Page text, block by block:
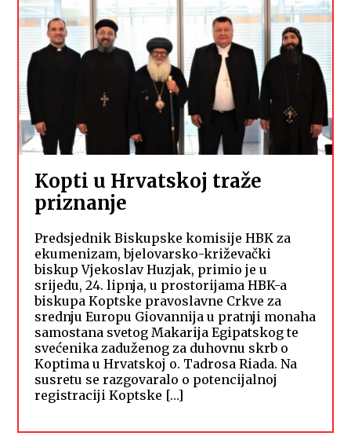
Kopti u Hrvatskoj traže
priznanje
Predsjednik Biskupske komisije HBK za
ekumenizam, bjelovarsko-križevački
biskup Vjekoslav Huzjak, primio je u
srijedu, 24. lipnja, u prostorijama HBK-a
biskupa Koptske pravoslavne Crkve za
srednju Europu Giovannija u pratnji monaha
samostana svetog Makarija Egipatskog te
svećenika zaduženog za duhovnu skrb o
Koptima u Hrvatskoj o. Tadrosa Riada. Na
susretu se razgovaralo o potencijalnoj
registraciji Koptske […]